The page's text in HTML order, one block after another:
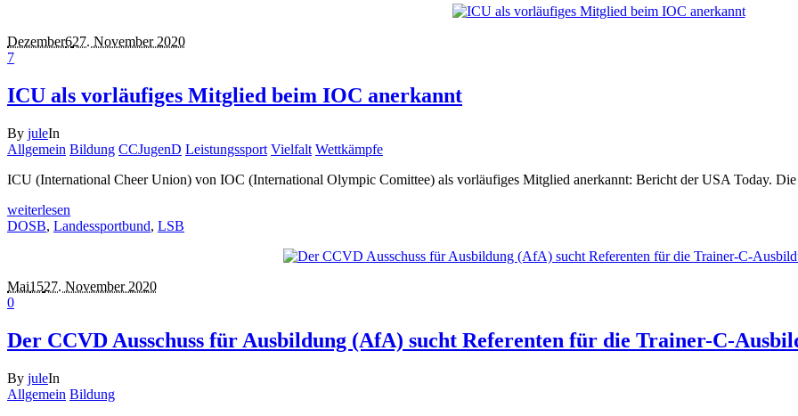
Dezember627. November 2020
7
ICU als vorläufiges Mitglied beim IOC anerkannt
By juleIn
Allgemein Bildung CCJugenD Leistungssport Vielfalt Wettkämpfe
ICU (International Cheer Union) von IOC (International Olympic Comittee) als vorläufiges Mitglied anerkannt: Bericht der USA Today. Die
weiterlesen
DOSB, Landessportbund, LSB
Mai1527. November 2020
0
Der CCVD Ausschuss für Ausbildung (AfA) sucht Referenten für die Trainer-C-
By juleIn
Allgemein Bildung